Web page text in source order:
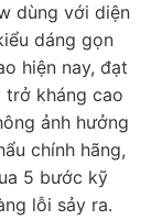
dùng với diện
dáng gọn
hiện nay, đạt
trở kháng cao
ảnh hưởng
chính hãng,
5 bước kỹ
lỗi sảy ra.